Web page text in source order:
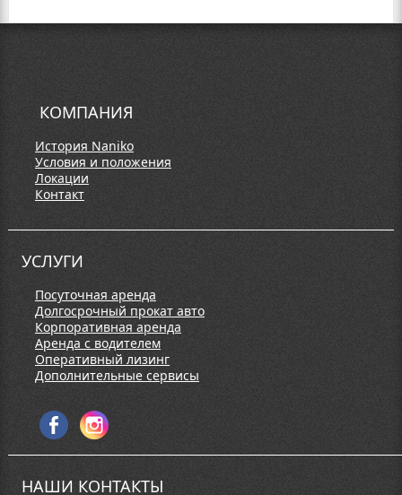
КОМПАНИЯ
История Naniko
Условия и положения
Локации
Контакт
УСЛУГИ
Посуточная аренда
Долгосрочный прокат авто
Корпоративная аренда
Аренда с водителем
Оперативный лизинг
Дополнительные сервисы
НАШИ КОНТАКТЫ